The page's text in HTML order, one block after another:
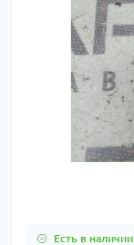
Есть в наличии